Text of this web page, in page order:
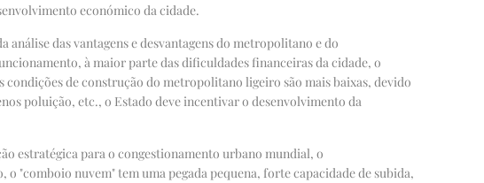
económico da cidade.
das vantagens e desvantagens do metropolitano e do
à maior parte das dificuldades financeiras da cidade, o
de construção do metropolitano ligeiro são mais baixas, devido
poluição, etc., o Estado deve incentivar o desenvolvimento da
estratégica para o congestionamento urbano mundial, o
nuvem" tem uma pegada pequena, forte capacidade de subida,